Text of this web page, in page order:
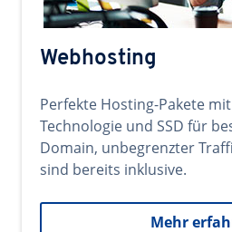
Webhosting
Perfekte Hosting-Pakete
Technologie und SSD für
Domain, unbegrenzter
sind bereits inklusive.
Mehr